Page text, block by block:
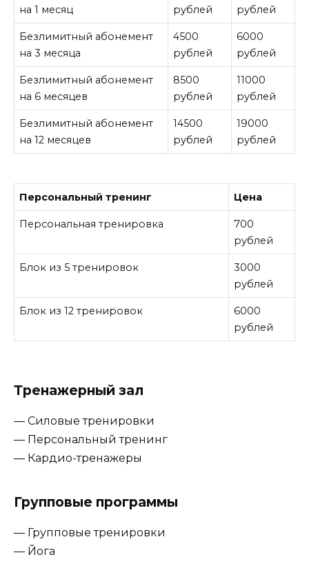
на 1 месяц
рублей
рублей
Безлимитный абонемент
на 3 месяца
4500
рублей
6000
рублей
Безлимитный абонемент
на 6 месяцев
8500
рублей
11000
рублей
Безлимитный абонемент
на 12 месяцев
14500
рублей
19000
рублей
Персональный тренинг Цена
Персональная тренировка
700
рублей
Блок из 5 тренировок
3000
рублей
Блок из 12 тренировок
6000
рублей
Тренажерный зал
— Силовые тренировки
— Персональный тренинг
— Кардио-тренажеры
Групповые программы
— Групповые тренировки
— Йога